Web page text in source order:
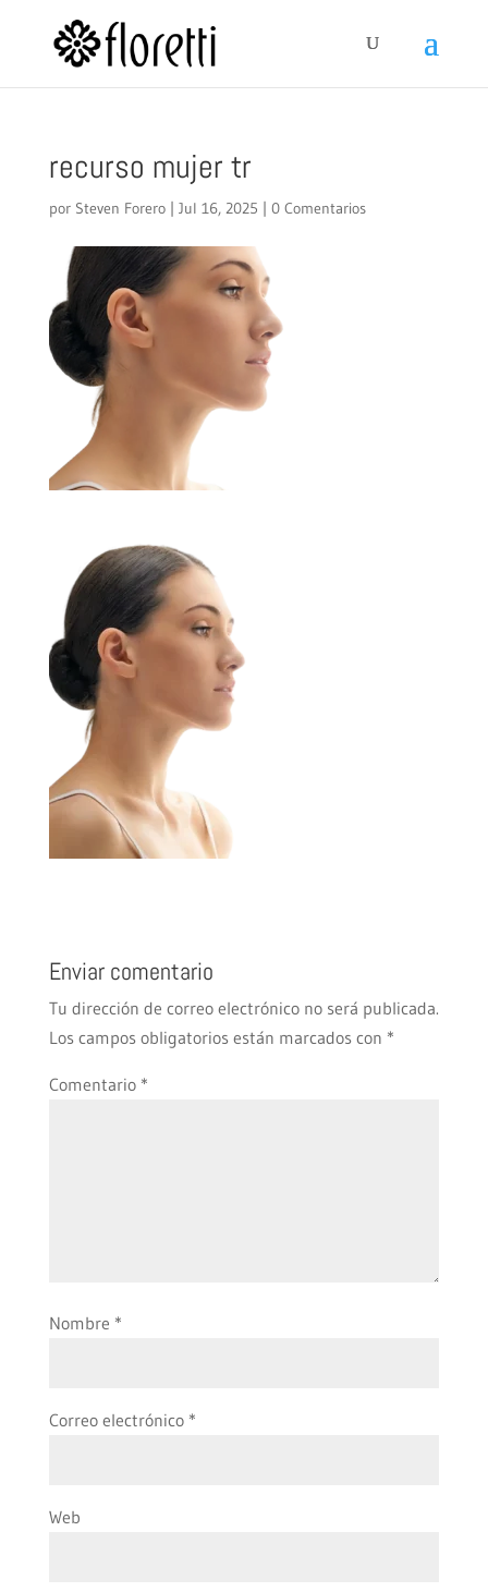
recurso mujer tr
por Steven Forero| Jul 16, 2025 | 0 Comentarios
Enviar comentario
Tu dirección de correo electrónico no será publicada.
Los campos obligatorios están marcados con *
Comentario *
Nombre *
Correo electrónico *
Web